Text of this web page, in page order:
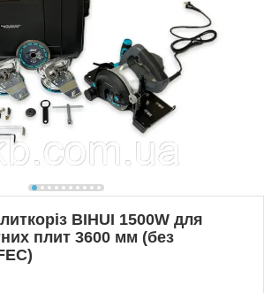
BIHUI 1500W для
плит 3600 мм (без